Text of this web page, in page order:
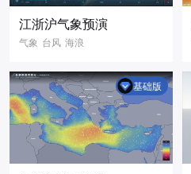
江浙沪气象预演
气象 台风 海浪
基础版